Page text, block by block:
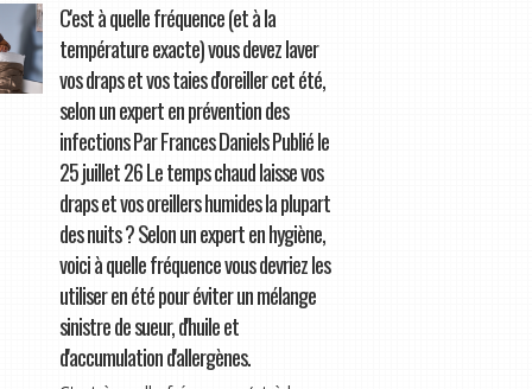
C'est à quelle fréquence (et à la
température exacte) vous devez laver
vos draps et vos taies d'oreiller cet été,
selon un expert en prévention des
infections Par Frances Daniels Publié le
25 juillet 26 Le temps chaud laisse vos
draps et vos oreillers humides la plupart
des nuits ? Selon un expert en hygiène,
voici à quelle fréquence vous devriez les
utiliser en été pour éviter un mélange
sinistre de sueur, d'huile et
d'accumulation d'allergènes.